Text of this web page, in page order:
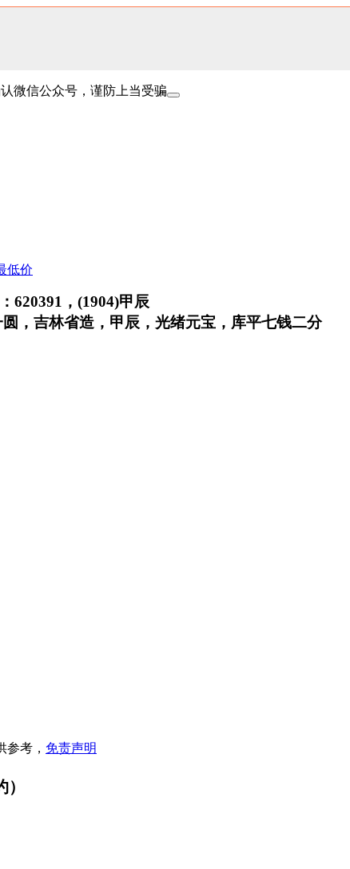
微信公众号，谨防上当受骗
低价
620391，(1904)甲辰
，吉林省造，甲辰，光绪元宝，库平七钱二分
考， 免责声明
）